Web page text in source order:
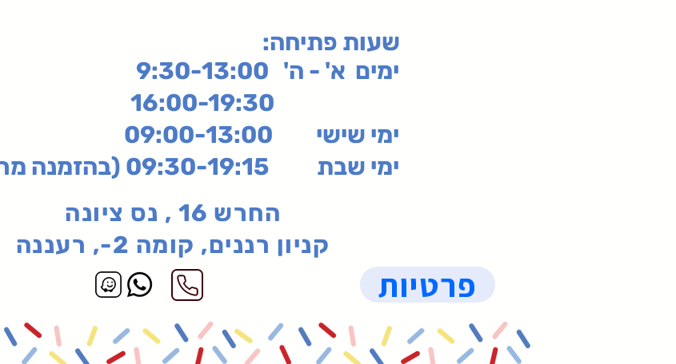
:שעות פתיחה
ימים א' - ה' 9:30-13:00
ימי שישי 09:00-13:00
ימי שבת 09:30-19:15 (בהזמנה מראש)
החרש 16 , נס ציונה
קניון רננים, קומה 2-, רעננה
פרטיות